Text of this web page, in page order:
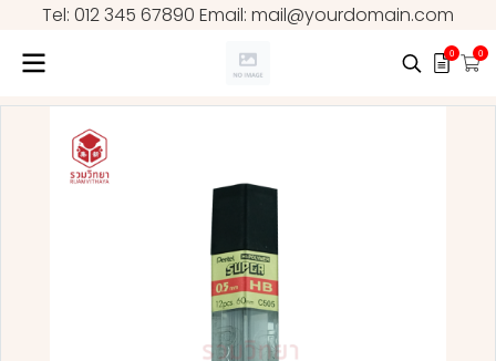
Tel: 012 345 67890 Email: mail@yourdomain.com
0 0